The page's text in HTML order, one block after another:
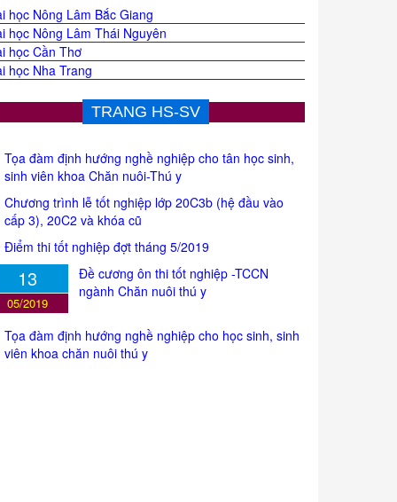
học Nông Lâm Bắc Giang
học Nông Lâm Thái Nguyên
học Cần Thơ
học Nha Trang
TRANG HS-SV
Chương trình lễ tốt nghiệp lớp 20C3b (hệ đầu vào
cấp 3), 20C2 và khóa cũ
Điểm thi tốt nghiệp đợt tháng 5/2019
13
Đề cương ôn thi tốt nghiệp -TCCN
ngành Chăn nuôi thú y
Tọa đàm định hướng nghề nghiệp cho học sinh, sinh
viên khoa chăn nuôi thú y
Tọa đàm định hướng nghề nghiệp cho tân học sinh,
sinh viên khoa Chăn nuôi-Thú y